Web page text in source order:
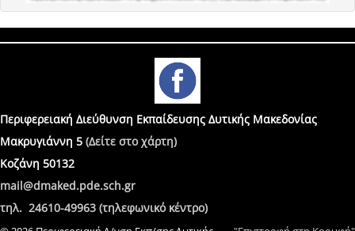
Περιφερειακή Διεύθυνση Εκπαίδευσης Δυτικής Μακεδονίας
Μακρυγιάννη 5 (Δείτε στο χάρτη)
Κοζάνη 50132
mail@dmaked.pde.sch.gr
τηλ. 24610-49963 (τηλεφωνικό κέντρο)